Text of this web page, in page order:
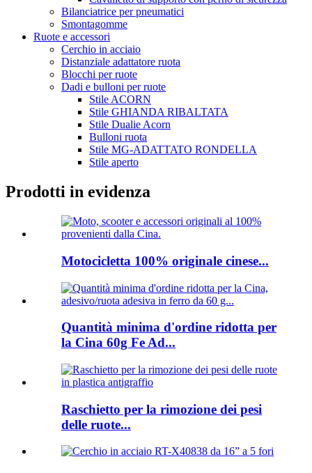
Bilanciatrice per pneumatici
Smontagomme
Ruote e accessori
Cerchio in acciaio
Distanziale adattatore ruota
Blocchi per ruote
Dadi e bulloni per ruote
Stile ACORN
Stile GHIANDA RIBALTATA
Stile Dualie Acorn
Bulloni ruota
Stile MG-ADATTATO RONDELLA
Stile aperto
Prodotti in evidenza
Motocicletta 100% originale cinese...
Quantità minima d'ordine ridotta per
la Cina 60g Fe Ad...
Raschietto per la rimozione dei pesi
delle ruote...